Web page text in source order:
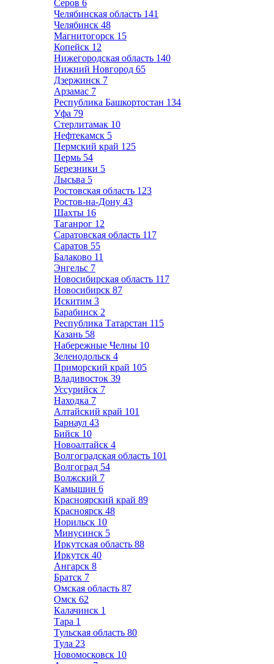
Серов 6
Челябинская область 141
Челябинск 48
Магнитогорск 15
Копейск 12
Нижегородская область 140
Нижний Новгород 65
Дзержинск 7
Арзамас 7
Республика Башкортостан 134
Уфа 79
Стерлитамак 10
Нефтекамск 5
Пермский край 125
Пермь 54
Березники 5
Лысьва 5
Ростовская область 123
Ростов-на-Дону 43
Шахты 16
Таганрог 12
Саратовская область 117
Саратов 55
Балаково 11
Энгельс 7
Новосибирская область 117
Новосибирск 87
Искитим 3
Барабинск 2
Республика Татарстан 115
Казань 58
Набережные Челны 10
Зеленодольск 4
Приморский край 105
Владивосток 39
Уссурийск 7
Находка 7
Алтайский край 101
Барнаул 43
Бийск 10
Новоалтайск 4
Волгоградская область 101
Волгоград 54
Волжский 7
Камышин 6
Красноярский край 89
Красноярск 48
Норильск 10
Минусинск 5
Иркутская область 88
Иркутск 40
Ангарск 8
Братск 7
Омская область 87
Омск 62
Калачинск 1
Тара 1
Тульская область 80
Тула 23
Новомосковск 10